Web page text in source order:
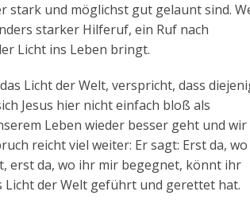
stark und möglichst gut gelaunt sind.
starker Hilferuf, ein Ruf nach
Licht ins Leben bringt.
Licht der Welt, verspricht, dass
Jesus hier nicht einfach bloß als
Leben wieder besser geht und wir
reicht viel weiter: Er sagt: Erst da,
erst da, wo ihr mir begegnet, könnt ihr
der Welt geführt und gerettet hat.